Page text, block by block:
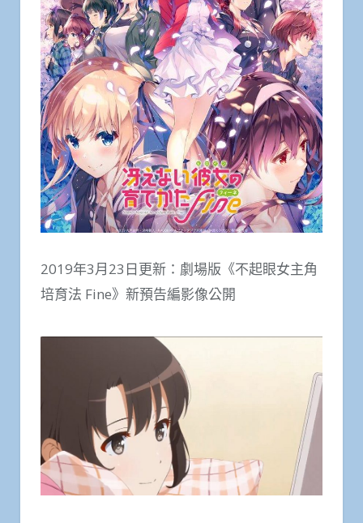
2019年3月23日更新：劇場版《不起眼女主角
培育法 Fine》新預告編影像公開